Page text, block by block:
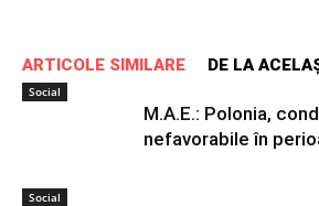
ARTICOLE SIMILARE DE LA
Social
M.A.E.: Polonia,
nefavorabile în
Social